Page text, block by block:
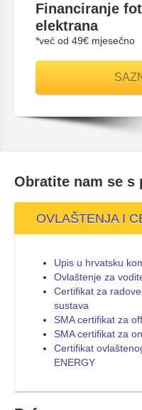
Financiranje
elektrana
*već od 49€ mjesečno
Obratite nam se s
OVLAŠTENJA I
Upis u hrvatsku
Ovlaštenje za
Certifikat za
sustava
SMA certifikat za
SMA certifikat za
Certifikat
ENERGY